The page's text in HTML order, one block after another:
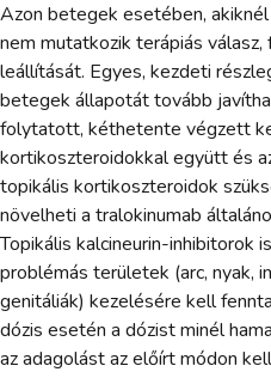
Azon betegek esetében,
nem mutatkozik terápiás
leállítását. Egyes, kezdeti
betegek állapotát tovább
folytatott, kéthetente végzett
kortikoszteroidokkal együtt és
topikális kortikoszteroidok
növelheti a tralokinumab
Topikális kalcineurin-inhibitorok
problémás területek (arc, nyak,
genitáliák) kezelésére kell
dózis esetén a dózist minél
az adagolást az előírt módon